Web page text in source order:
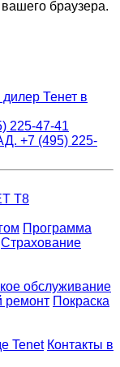
браузера.
Тенет в
225-47-41
+7 (495) 225-
T8
Программа
Страхование
обслуживание
ремонт Покраска
Tenet Контакты в